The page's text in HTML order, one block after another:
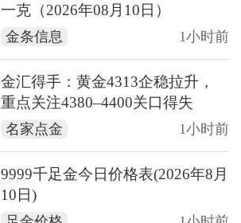
一克（2026年08月10日）
金条信息 1小时前
金汇得手：黄金4313企稳拉升，
重点关注4380–4400关口得失
名家点金 1小时前
9999千足金今日价格表(2026年8月
10日)